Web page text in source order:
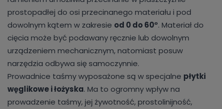
prostopadłej do osi przecinanego materiału i pod
dowolnym kątem w zakresie od 0 do 60°. Materiał do
cięcia może być podawany ręcznie lub dowolnym
urządzeniem mechanicznym, natomiast posuw
narzędzia odbywa się samoczynnie.
Prowadnice taśmy wyposażone są w specjalne płytki
węglikowe i łożyska. Ma to ogromny wpływ na
prowadzenie taśmy, jej żywotność, prostolinijność,